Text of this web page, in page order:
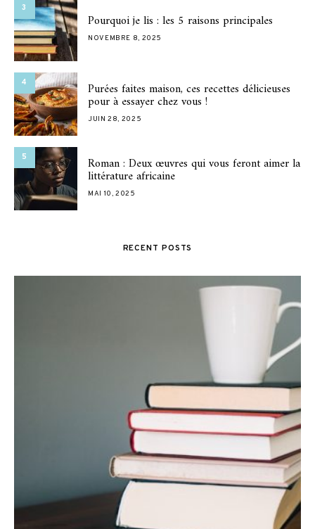
3
Pourquoi je lis : les 5 raisons principales
NOVEMBRE 8, 2025
4 Purées faites maison, ces recettes délicieuses
pour à essayer chez vous !
JUIN 28, 2025
5 Roman : Deux œuvres qui vous feront aimer la
littérature africaine
MAI 10, 2025
RECENT POSTS